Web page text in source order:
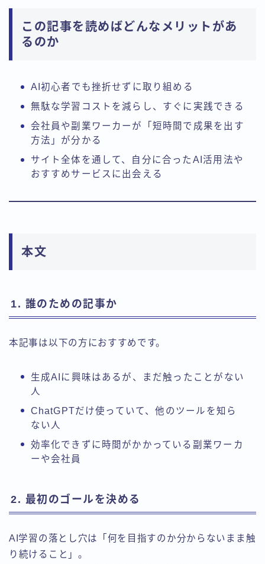
この記事を読めばどんなメリットがあ
るのか
AI初心者でも挫折せずに取り組める
無駄な学習コストを減らし、すぐに実践できる
会社員や副業ワーカーが「短時間で成果を出す
方法」が分かる
サイト全体を通して、自分に合ったAI活用法や
おすすめサービスに出会える
本文
1. 誰のための記事か
本記事は以下の方におすすめです。
生成AIに興味はあるが、まだ触ったことがない
人
ChatGPTだけ使っていて、他のツールを知ら
ない人
効率化できずに時間がかかっている副業ワーカ
ーや会社員
2. 最初のゴールを決める
AI学習の落とし穴は「何を目指すのか分からないまま触
り続けること」。